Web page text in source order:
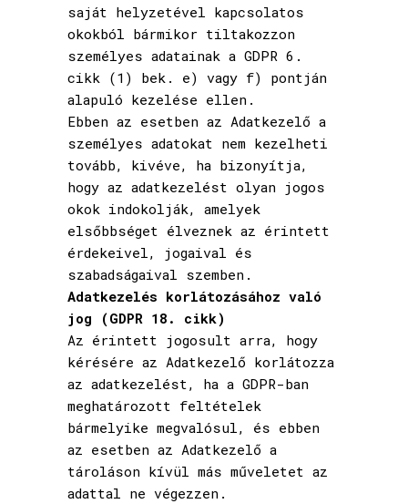
saját helyzetével kapcsolatos
okokból bármikor tiltakozzon
személyes adatainak a GDPR 6.
cikk (1) bek. e) vagy f) pontján
alapuló kezelése ellen.
Ebben az esetben az Adatkezelő a
személyes adatokat nem kezelheti
tovább, kivéve, ha bizonyítja,
hogy az adatkezelést olyan jogos
okok indokolják, amelyek
elsőbbséget élveznek az érintett
érdekeivel, jogaival és
szabadságaival szemben.
Adatkezelés korlátozásához való
jog (GDPR 18. cikk)
Az érintett jogosult arra, hogy
kérésére az Adatkezelő korlátozza
az adatkezelést, ha a GDPR-ban
meghatározott feltételek
bármelyike megvalósul, és ebben
az esetben az Adatkezelő a
tároláson kívül más műveletet az
adattal ne végezzen.